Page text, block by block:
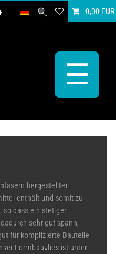
0,00 EUR
☰
hergestellter
enthält und somit zu
so dass ein stetiger
sehr gut spann,-
für komplizierte Bauteile
Formbauvlies ist unter